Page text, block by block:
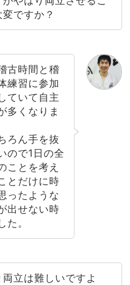
変ですか？
古時間と稽
練習に参加
ていて自主
多くなりま
ろん手を抜
ので1日の全
ことを考え
とだけに時
ったような
出せない時
た。
立は難しいですよ